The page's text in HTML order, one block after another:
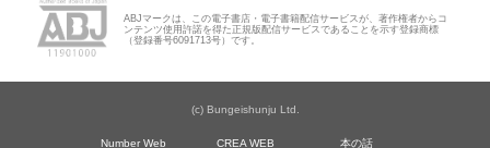
ABJマークは、この電子書店・電子書籍配信サービスが、著作権者からコ
ンテンツ使用許諾を得た正規版配信サービスであることを示す登録商標
（登録番号6091713号）です。
(c) Bungeishunju Ltd.
Number Web CREA WEB 本の話